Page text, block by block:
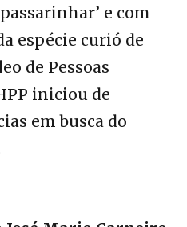
e com
espécie curió de
de Pessoas
iniciou de
em busca do